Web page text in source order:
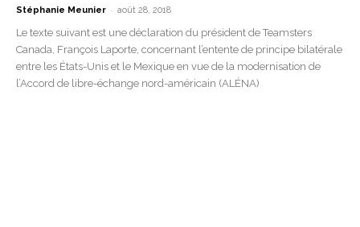
Stéphanie Meunier - août 28, 2018
Le texte suivant est une déclaration du président de Teamsters
Canada, François Laporte, concernant l’entente de principe bilatérale
entre les États-Unis et le Mexique en vue de la modernisation de
l’Accord de libre-échange nord-américain (ALÉNA)